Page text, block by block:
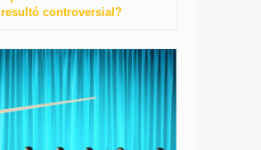
resultó controversial?